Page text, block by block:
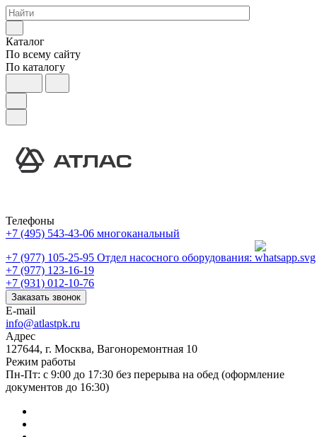
Каталог
По всему сайту
По каталогу
Телефоны
+7 (495) 543-43-06 многоканальный
+7 (977) 105-25-95 Отдел насосного оборудования:
+7 (977) 123-16-19
+7 (931) 012-10-76
Заказать звонок
E-mail
info@atlastpk.ru
Адрес
127644, г. Москва, Вагоноремонтная 10
Режим работы
Пн-Пт: с 9:00 до 17:30 без перерыва на обед (оформление
документов до 16:30)